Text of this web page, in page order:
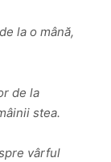
la o mână,
de la
stea.
vârful